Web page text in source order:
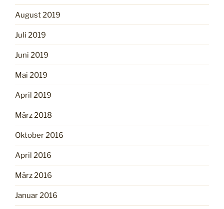
August 2019
Juli 2019
Juni 2019
Mai 2019
April 2019
März 2018
Oktober 2016
April 2016
März 2016
Januar 2016